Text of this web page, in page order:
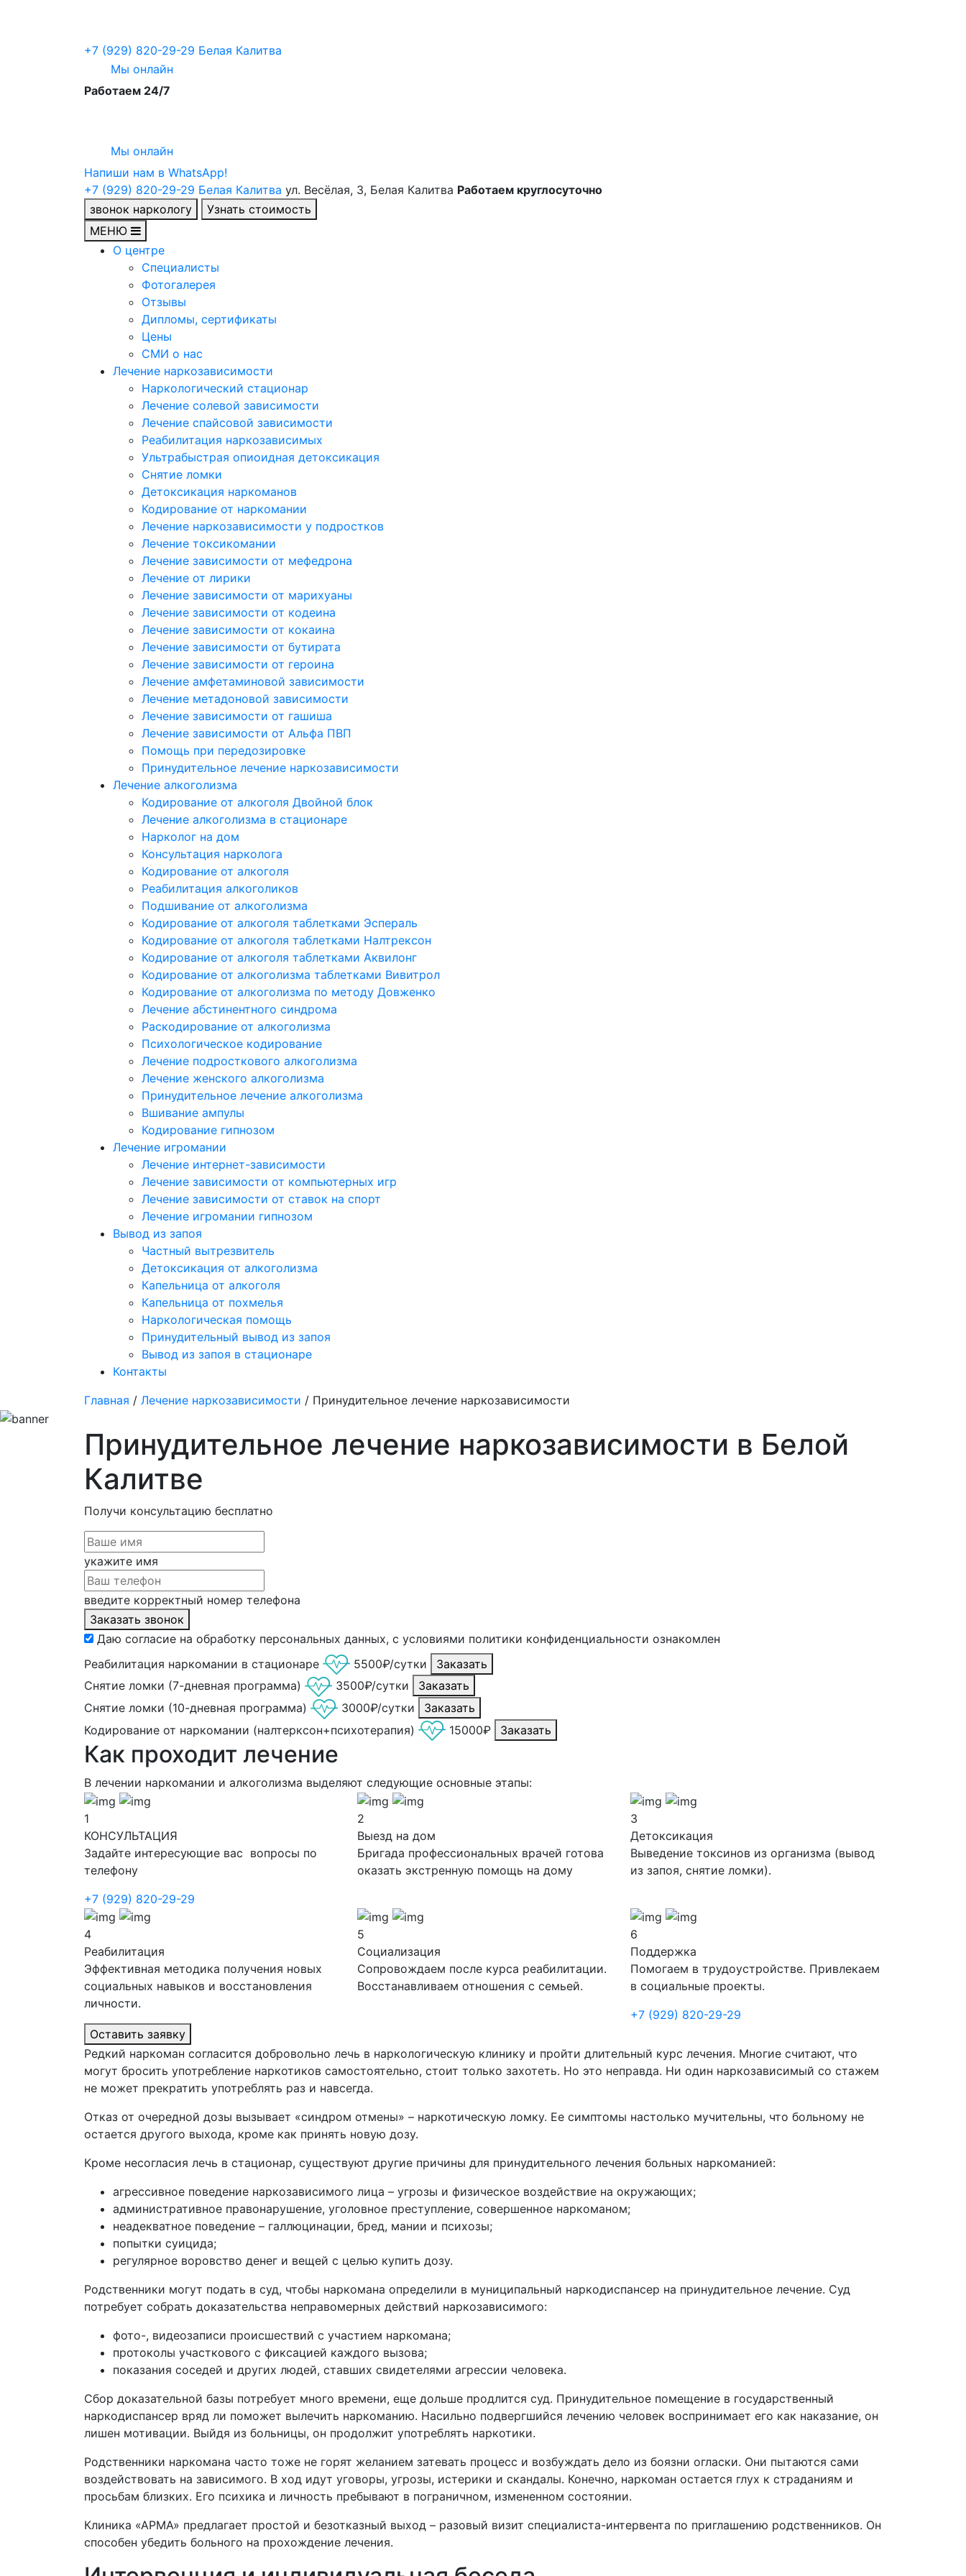
+7 (929) 820-29-29 Белая Калитва
Мы онлайн
Работаем 24/7
Мы онлайн
Напиши нам в WhatsApp!
+7 (929) 820-29-29 Белая Калитва ул. Весёлая, 3, Белая Калитва Работаем круглосуточно
звонок наркологу
Узнать стоимость
МЕНЮ
О центре
Специалисты
Фотогалерея
Отзывы
Дипломы, сертификаты
Цены
СМИ о нас
Лечение наркозависимости
Наркологический стационар
Лечение солевой зависимости
Лечение спайсовой зависимости
Реабилитация наркозависимых
Ультрабыстрая опиоидная детоксикация
Снятие ломки
Детоксикация наркоманов
Кодирование от наркомании
Лечение наркозависимости у подростков
Лечение токсикомании
Лечение зависимости от мефедрона
Лечение от лирики
Лечение зависимости от марихуаны
Лечение зависимости от кодеина
Лечение зависимости от кокаина
Лечение зависимости от бутирата
Лечение зависимости от героина
Лечение амфетаминовой зависимости
Лечение метадоновой зависимости
Лечение зависимости от гашиша
Лечение зависимости от Альфа ПВП
Помощь при передозировке
Принудительное лечение наркозависимости
Лечение алкоголизма
Кодирование от алкоголя Двойной блок
Лечение алкоголизма в стационаре
Нарколог на дом
Консультация нарколога
Кодирование от алкоголя
Реабилитация алкоголиков
Подшивание от алкоголизма
Кодирование от алкоголя таблетками Эспераль
Кодирование от алкоголя таблетками Налтрексон
Кодирование от алкоголя таблетками Аквилонг
Кодирование от алкоголизма таблетками Вивитрол
Кодирование от алкоголизма по методу Довженко
Лечение абстинентного синдрома
Раскодирование от алкоголизма
Психологическое кодирование
Лечение подросткового алкоголизма
Лечение женского алкоголизма
Принудительное лечение алкоголизма
Вшивание ампулы
Кодирование гипнозом
Лечение игромании
Лечение интернет-зависимости
Лечение зависимости от компьютерных игр
Лечение зависимости от ставок на спорт
Лечение игромании гипнозом
Вывод из запоя
Частный вытрезвитель
Детоксикация от алкоголизма
Капельница от алкоголя
Капельница от похмелья
Наркологическая помощь
Принудительный вывод из запоя
Вывод из запоя в стационаре
Контакты
Главная / Лечение наркозависимости / Принудительное лечение наркозависимости
Принудительное лечение наркозависимости в Белой
Калитве
Получи консультацию бесплатно
укажите имя
введите корректный номер телефона
Заказать звонок
Даю согласие на обработку персональных данных, с условиями политики конфиденциальности ознакомлен
Реабилитация наркомании в стационаре
5500₽/сутки
Заказать
Снятие ломки (7-дневная программа)
3500₽/сутки
Заказать
Снятие ломки (10-дневная программа)
3000₽/сутки
Заказать
Кодирование от наркомании (налтерксон+психотерапия)
15000₽ Заказать
Как проходит лечение
В лечении наркомании и алкоголизма выделяют следующие основные этапы:
1
КОНСУЛЬТАЦИЯ
Задайте интересующие вас вопросы по
телефону
+7 (929) 820-29-29
2
Выезд на дом
Бригада профессиональных врачей готова
оказать экстренную помощь на дому
3
Детоксикация
Выведение токсинов из организма (вывод
из запоя, снятие ломки).
4
Реабилитация
Эффективная методика получения новых
социальных навыков и восстановления
личности.
5
Социализация
Сопровождаем после курса реабилитации.
Восстанавливаем отношения с семьей.
6
Поддержка
Помогаем в трудоустройстве. Привлекаем
в социальные проекты.
+7 (929) 820-29-29
Оставить заявку
Редкий наркоман согласится добровольно лечь в наркологическую клинику и пройти длительный курс лечения. Многие считают, что
могут бросить употребление наркотиков самостоятельно, стоит только захотеть. Но это неправда. Ни один наркозависимый со стажем
не может прекратить употреблять раз и навсегда.
Отказ от очередной дозы вызывает «синдром отмены» – наркотическую ломку. Ее симптомы настолько мучительны, что больному не
остается другого выхода, кроме как принять новую дозу.
Кроме несогласия лечь в стационар, существуют другие причины для принудительного лечения больных наркоманией:
агрессивное поведение наркозависимого лица – угрозы и физическое воздействие на окружающих;
административное правонарушение, уголовное преступление, совершенное наркоманом;
неадекватное поведение – галлюцинации, бред, мании и психозы;
попытки суицида;
регулярное воровство денег и вещей с целью купить дозу.
Родственники могут подать в суд, чтобы наркомана определили в муниципальный наркодиспансер на принудительное лечение. Суд
потребует собрать доказательства неправомерных действий наркозависимого:
фото-, видеозаписи происшествий с участием наркомана;
протоколы участкового с фиксацией каждого вызова;
показания соседей и других людей, ставших свидетелями агрессии человека.
Сбор доказательной базы потребует много времени, еще дольше продлится суд. Принудительное помещение в государственный
наркодиспансер вряд ли поможет вылечить наркоманию. Насильно подвергшийся лечению человек воспринимает его как наказание, он
лишен мотивации. Выйдя из больницы, он продолжит употреблять наркотики.
Родственники наркомана часто тоже не горят желанием затевать процесс и возбуждать дело из боязни огласки. Они пытаются сами
воздействовать на зависимого. В ход идут уговоры, угрозы, истерики и скандалы. Конечно, наркоман остается глух к страданиям и
просьбам близких. Его психика и личность пребывают в пограничном, измененном состоянии.
Клиника «АРМА» предлагает простой и безотказный выход – разовый визит специалиста-интервента по приглашению родственников. Он
способен убедить больного на прохождение лечения.